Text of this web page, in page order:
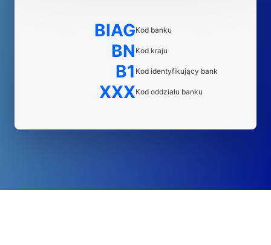
BIAGKod banku
BN Kod kraju
B1 Kod identyfikujący bank
XXXKod oddziału banku